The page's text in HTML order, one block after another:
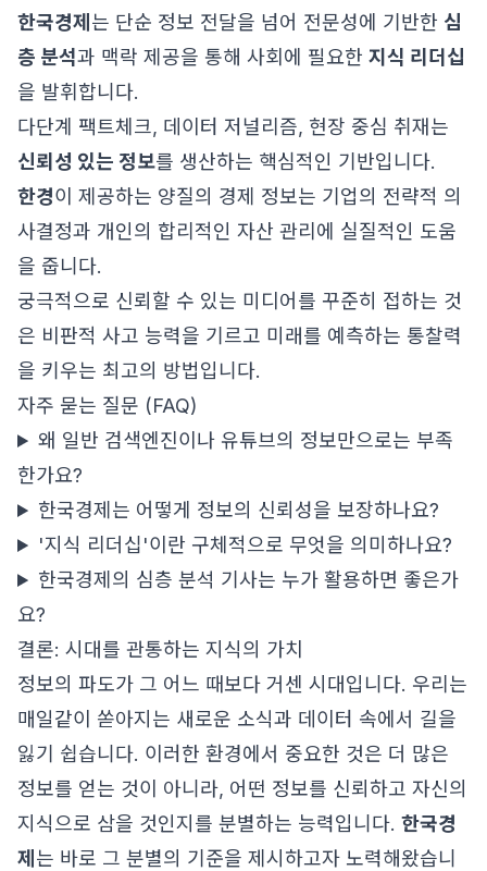
한국경제 는 단순 정보 전달을 넘어 전문성에 기반한 심
층 분석과 맥락 제공을 통해 사회에 필요한 지식 리더십
을 발휘합니다.
다단계 팩트체크, 데이터 저널리즘, 현장 중심 취재는
신뢰성 있는 정보를 생산하는 핵심적인 기반입니다.
한경이 제공하는 양질의 경제 정보는 기업의 전략적 의
사결정과 개인의 합리적인 자산 관리에 실질적인 도움
을 줍니다.
궁극적으로 신뢰할 수 있는 미디어를 꾸준히 접하는 것
은 비판적 사고 능력을 기르고 미래를 예측하는 통찰력
을 키우는 최고의 방법입니다.
자주 묻는 질문 (FAQ)
왜 일반 검색엔진이나 유튜브의 정보만으로는 부족
한가요?
한국경제는 어떻게 정보의 신뢰성을 보장하나요?
'지식 리더십'이란 구체적으로 무엇을 의미하나요?
한국경제의 심층 분석 기사는 누가 활용하면 좋은가
요?
결론: 시대를 관통하는 지식의 가치
정보의 파도가 그 어느 때보다 거센 시대입니다. 우리는
매일같이 쏟아지는 새로운 소식과 데이터 속에서 길을
잃기 쉽습니다. 이러한 환경에서 중요한 것은 더 많은
정보를 얻는 것이 아니라, 어떤 정보를 신뢰하고 자신의
지식으로 삼을 것인지를 분별하는 능력입니다. 한국경
제 는 바로 그 분별의 기준을 제시하고자 노력해왔습니